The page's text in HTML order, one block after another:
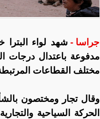
جراسا - شهد لواء البترا
مدفوعة باعتدال درجات
مختلف القطاعات
وقال تجار ومختصون
الحركة السياحية